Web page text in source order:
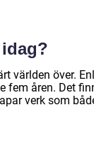
världen över.
fem åren. Det
verk som